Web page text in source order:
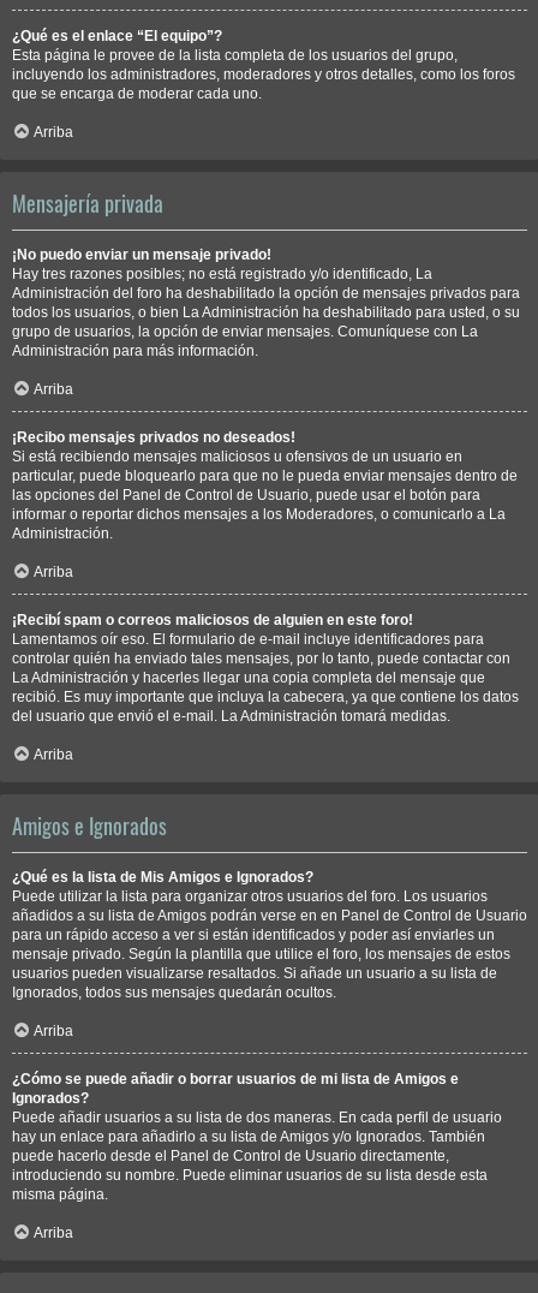
¿Qué es el enlace “El equipo”?
Esta página le provee de la lista completa de los usuarios del grupo,
incluyendo los administradores, moderadores y otros detalles, como los foros
que se encarga de moderar cada uno.
Arriba
Mensajería privada
¡No puedo enviar un mensaje privado!
Hay tres razones posibles; no está registrado y/o identificado, La
Administración del foro ha deshabilitado la opción de mensajes privados para
todos los usuarios, o bien La Administración ha deshabilitado para usted, o su
grupo de usuarios, la opción de enviar mensajes. Comuníquese con La
Administración para más información.
Arriba
¡Recibo mensajes privados no deseados!
Si está recibiendo mensajes maliciosos u ofensivos de un usuario en
particular, puede bloquearlo para que no le pueda enviar mensajes dentro de
las opciones del Panel de Control de Usuario, puede usar el botón para
informar o reportar dichos mensajes a los Moderadores, o comunicarlo a La
Administración.
Arriba
¡Recibí spam o correos maliciosos de alguien en este foro!
Lamentamos oír eso. El formulario de e-mail incluye identificadores para
controlar quién ha enviado tales mensajes, por lo tanto, puede contactar con
La Administración y hacerles llegar una copia completa del mensaje que
recibió. Es muy importante que incluya la cabecera, ya que contiene los datos
del usuario que envió el e-mail. La Administración tomará medidas.
Arriba
Amigos e Ignorados
¿Qué es la lista de Mis Amigos e Ignorados?
Puede utilizar la lista para organizar otros usuarios del foro. Los usuarios
añadidos a su lista de Amigos podrán verse en en Panel de Control de Usuario
para un rápido acceso a ver si están identificados y poder así enviarles un
mensaje privado. Según la plantilla que utilice el foro, los mensajes de estos
usuarios pueden visualizarse resaltados. Si añade un usuario a su lista de
Ignorados, todos sus mensajes quedarán ocultos.
Arriba
¿Cómo se puede añadir o borrar usuarios de mi lista de Amigos e
Ignorados?
Puede añadir usuarios a su lista de dos maneras. En cada perfil de usuario
hay un enlace para añadirlo a su lista de Amigos y/o Ignorados. También
puede hacerlo desde el Panel de Control de Usuario directamente,
introduciendo su nombre. Puede eliminar usuarios de su lista desde esta
misma página.
Arriba